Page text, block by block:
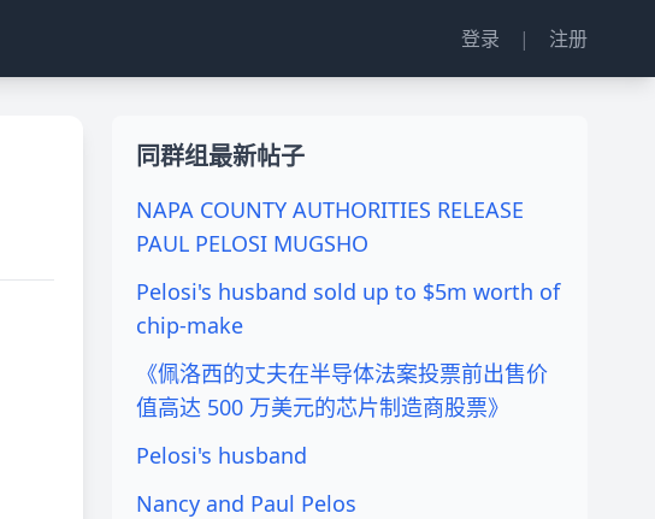
登录 | 注册
同群组最新帖子
NAPA COUNTY AUTHORITIES RELEASE
PAUL PELOSI MUGSHO
Pelosi's husband sold up to $5m worth of
chip-make
《佩洛西的丈夫在半导体法案投票前出售价
值高达 500 万美元的芯片制造商股票》
Pelosi's husband
Nancy and Paul Pelos